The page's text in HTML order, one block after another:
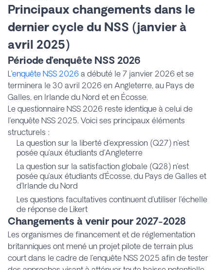
Principaux changements dans le
dernier cycle du NSS (janvier à
avril 2025)
Période d’enquête NSS 2026
L’enquête NSS 2026 a débuté le 7 janvier 2026 et se
terminera le 30 avril 2026 en Angleterre, au Pays de
Galles, en Irlande du Nord et en Écosse.
Le questionnaire NSS 2026 reste identique à celui de
l’enquête NSS 2025. Voici ses principaux éléments
structurels :
La question sur la liberté d’expression (Q27) n’est
posée qu’aux étudiants d’Angleterre
La question sur la satisfaction globale (Q28) n’est
posée qu’aux étudiants d’Écosse, du Pays de Galles et
d’Irlande du Nord
Les questions facultatives continuent d’utiliser l’échelle
de réponse de Likert
Changements à venir pour 2027-2028
Les organismes de financement et de réglementation
britanniques ont mené un projet pilote de terrain plus
court dans le cadre de l’enquête NSS 2025 afin de tester